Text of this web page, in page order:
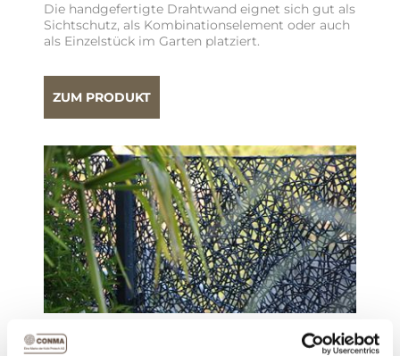
Die handgefertigte Drahtwand eignet sich gut als
Sichtschutz, als Kombinationselement oder auch
als Einzelstück im Garten platziert.
ZUM PRODUKT
DRAHTWAND ZUM EINHÄNGEN,
PULVERBESCHICHTET